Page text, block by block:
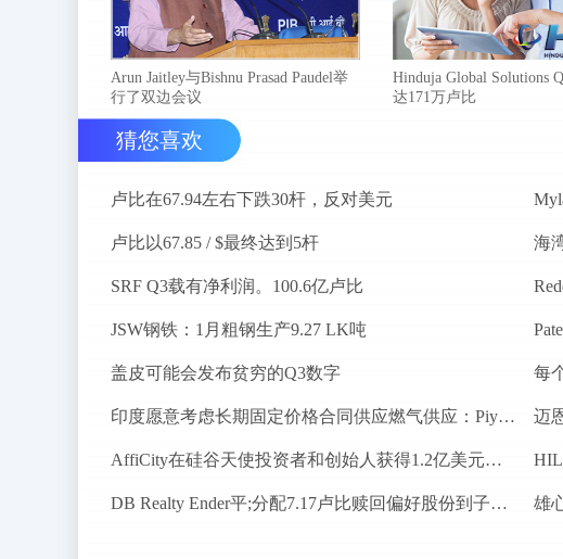
Arun Jaitley与Bishnu Prasad Paudel举
行了双边会议
Hinduja Global Solutions
达171万卢比
猜您喜欢
卢比在67.94左右下跌30杆，反对美元
卢比以67.85 / $最终达到5杆 海
SRF Q3载有净利润。100.6亿卢比
JSW钢铁：1月粗钢生产9.27 LK吨
盖皮可能会发布贫穷的Q3数字 每
印度愿意考虑长期固定价格合同供应燃气供应：Piyush Goyal. 迈
AffiCity在硅谷天使投资者和创始人获得1.2亿美元天使的资金
DB Realty Ender平;分配7.17卢比赎回偏好股份到子公司